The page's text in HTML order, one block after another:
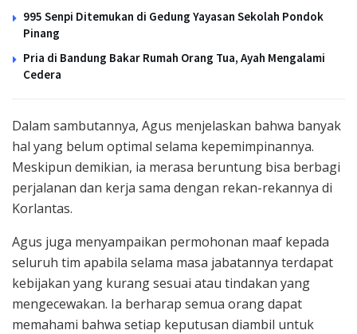
995 Senpi Ditemukan di Gedung Yayasan Sekolah Pondok
Pinang
Pria di Bandung Bakar Rumah Orang Tua, Ayah Mengalami
Cedera
Dalam sambutannya, Agus menjelaskan bahwa banyak
hal yang belum optimal selama kepemimpinannya.
Meskipun demikian, ia merasa beruntung bisa berbagi
perjalanan dan kerja sama dengan rekan-rekannya di
Korlantas.
Agus juga menyampaikan permohonan maaf kepada
seluruh tim apabila selama masa jabatannya terdapat
kebijakan yang kurang sesuai atau tindakan yang
mengecewakan. Ia berharap semua orang dapat
memahami bahwa setiap keputusan diambil untuk